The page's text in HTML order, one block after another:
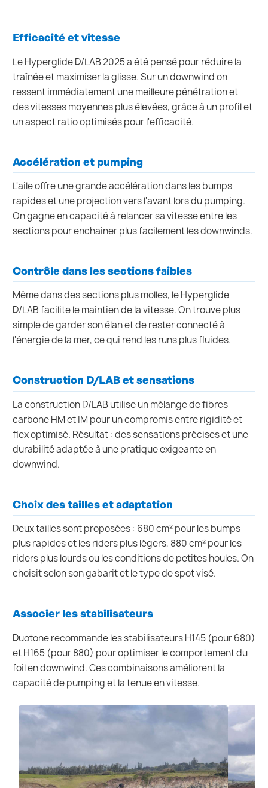
Efficacité et vitesse
Le Hyperglide D/LAB 2025 a été pensé pour réduire la
traînée et maximiser la glisse. Sur un downwind on
ressent immédiatement une meilleure pénétration et
des vitesses moyennes plus élevées, grâce à un profil et
un aspect ratio optimisés pour l'efficacité.
Accélération et pumping
L'aile offre une grande accélération dans les bumps
rapides et une projection vers l'avant lors du pumping.
On gagne en capacité à relancer sa vitesse entre les
sections pour enchainer plus facilement les downwinds.
Contrôle dans les sections faibles
Même dans des sections plus molles, le Hyperglide
D/LAB facilite le maintien de la vitesse. On trouve plus
simple de garder son élan et de rester connecté à
l'énergie de la mer, ce qui rend les runs plus fluides.
Construction D/LAB et sensations
La construction D/LAB utilise un mélange de fibres
carbone HM et IM pour un compromis entre rigidité et
flex optimisé. Résultat : des sensations précises et une
durabilité adaptée à une pratique exigeante en
downwind.
Choix des tailles et adaptation
Deux tailles sont proposées : 680 cm² pour les bumps
plus rapides et les riders plus légers, 880 cm² pour les
riders plus lourds ou les conditions de petites houles. On
choisit selon son gabarit et le type de spot visé.
Associer les stabilisateurs
Duotone recommande les stabilisateurs H145 (pour 680)
et H165 (pour 880) pour optimiser le comportement du
foil en downwind. Ces combinaisons améliorent la
capacité de pumping et la tenue en vitesse.